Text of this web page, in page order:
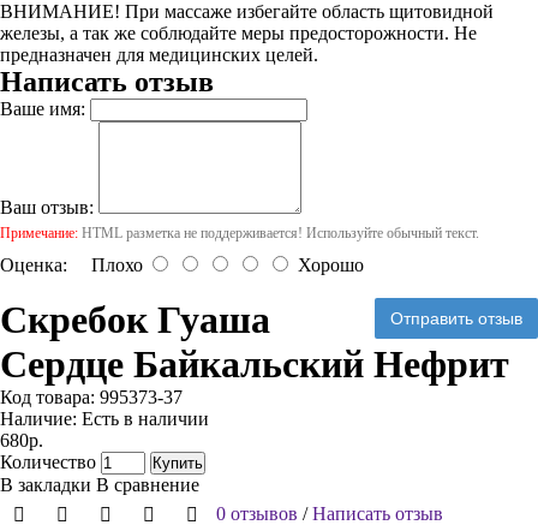
ВНИМАНИЕ! При массаже избегайте область щитовидной
железы, а так же соблюдайте меры предосторожности. Не
предназначен для медицинских целей.
Написать отзыв
Ваше имя:
Ваш отзыв:
Примечание: HTML разметка не поддерживается! Используйте обычный текст.
Оценка: Плохо Хорошо
Отправить отзыв
Скребок Гуаша
Сердце Байкальский Нефрит
Код товара: 995373-37
Наличие: Есть в наличии
680р.
Количество
Купить
В закладки В сравнение
0 отзывов /Написать отзыв